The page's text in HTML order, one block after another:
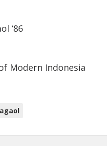
‘86
Modern Indonesia